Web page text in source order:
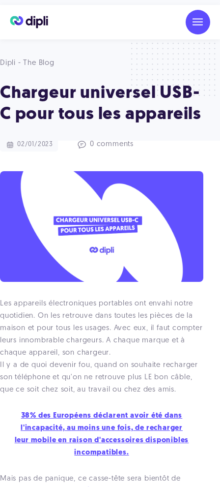
Dipli - The Blog
Chargeur universel USB-
C pour tous les appareils
02/01/2023 0 comments
Les appareils électroniques portables ont envahi notre
quotidien. On les retrouve dans toutes les pièces de la
maison et pour tous les usages. Avec eux, il faut compter
leurs innombrable chargeurs. A chaque marque et à
chaque appareil, son chargeur.
Il y a de quoi devenir fou, quand on souhaite recharger
son téléphone et qu'on ne retrouve plus LE bon câble,
que ce soit chez soit, au travail ou chez des amis.
38% des Européens déclarent avoir été dans
l'incapacité, au moins une fois, de recharger
leur mobile en raison d'accessoires disponibles
incompatibles.
Mais pas de panique, ce casse-tête sera bientôt de